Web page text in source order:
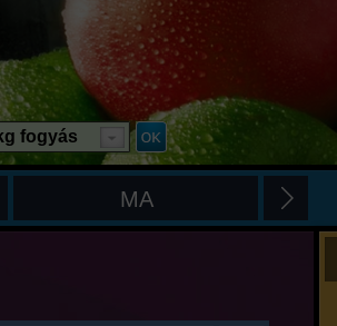
fogyás
MA